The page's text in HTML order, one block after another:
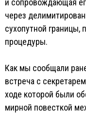
и сопровождающая
через
сухопутной
процедуры.
Как мы сообщали
встреча с
ходе которой были
мирной повесткой